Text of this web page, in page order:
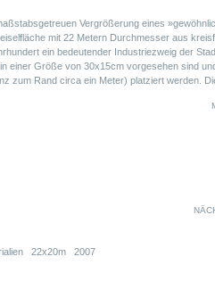
Vergrößerung eines
mit 22 Metern Durchmesser aus
ein bedeutender Industriezweig der
einer Größe von 30x15cm vorgesehen sind
zum Rand circa ein Meter) platziert werden.
eine Rechteckfläche, auf der
darauf appliziert. (Das Konzept
22x20m 2007